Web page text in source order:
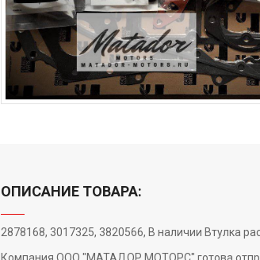
ОПИСАНИЕ ТОВАРА:
2878168, 3017325, 3820566, В наличии Втулка